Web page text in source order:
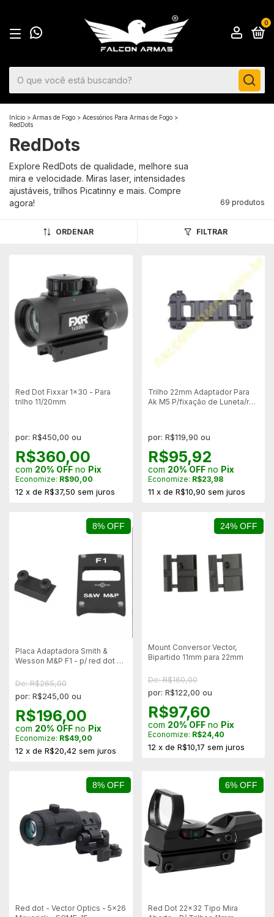
0
Início > Armas de Fogo > Acessórios Para Armas de Fogo >
RedDots
RedDots
Explore RedDots de qualidade, melhore sua
mira e velocidade. Miras laser, intensidades
ajustáveis, trilhos Picatinny e mais. Compre
agora!
69 produtos
ORDENAR FILTRAR
Red Dot Fixxar 1x30 - Para
trilho 11/20mm
por: R$450,00 ou
R$360,00
com 20% OFF no Pix
Economize: R$90,00
12 x de R$37,50 sem juros
Trilho 22mm Adaptador Para
Ak M5 P/fixação de Luneta/red
por: R$119,90 ou
R$95,92
com 20% OFFno Pix
Economize: R$23,98
11 x de R$10,90 sem juros
8% OFF
Placa Adaptadora Smith &
Wesson M&P F1 - p/ red dot -
De: R$265,00
por: R$245,00 ou
R$196,00
com 20% OFF no Pix
Economize: R$49,00
12 x de R$20,42 sem juros
24% OFF
Mount Conversor Vector,
Bipartido 11mm para 22mm
De: R$160,00
por: R$122,00 ou
R$97,60
com 20% OFFno Pix
Economize: R$24,40
12 x de R$10,17 sem juros
8% OFF
Red dot - Vector Optics - 5x26
6% OFF
Red Dot 22x32 Tipo Mira